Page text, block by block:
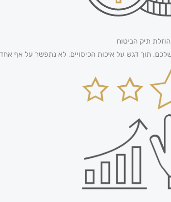
הוזלת תיק הביטוח
שלכם, תוך דגש על איכות הכיסויים, לא נתפשר על אף